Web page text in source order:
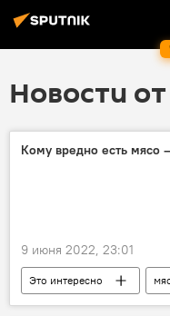
Новости
Кому вредно есть мясо
9 июня 2022, 23:01
Это интересно
болезнь
аллергия